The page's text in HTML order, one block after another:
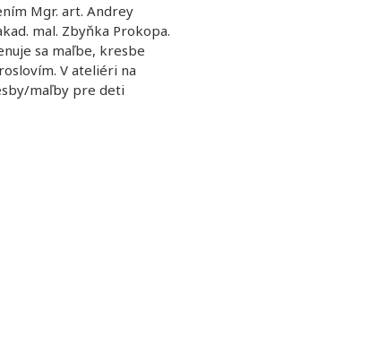
Mgr. art. Andrey
mal. Zbyňka Prokopa.
sa maľbe, kresbe
V ateliéri na
maľby pre deti